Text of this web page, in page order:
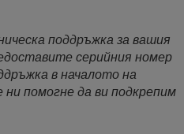
поддръжка за вашия
серийния номер
в началото на
помогне да ви подкрепим